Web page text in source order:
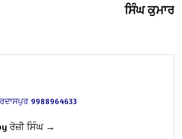
ਸਿੰਘ ਕੁਮਾਰ
9988964633
ਰੋਜ਼ੀ ਸਿੰਘ →